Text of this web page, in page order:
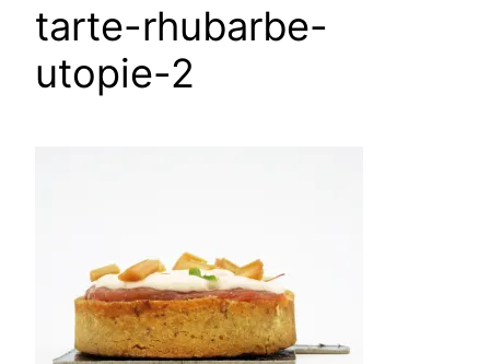
tarte-rhubarbe-
utopie-2